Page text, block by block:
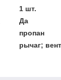
1 шт.
Да
пропан
рычаг;